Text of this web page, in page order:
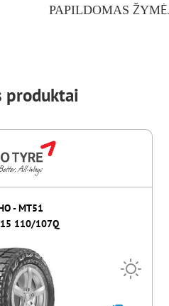
PAPILDOMAS
produktai
- MT51
110/107Q